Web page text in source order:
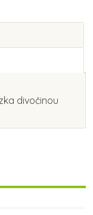
divočinou